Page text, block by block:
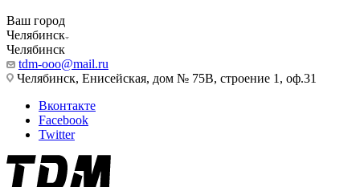
Ваш город
Челябинск
Челябинск
tdm-ooo@mail.ru
Челябинск, Енисейская, дом № 75В, строение 1, оф.31
Вконтакте
Facebook
Twitter